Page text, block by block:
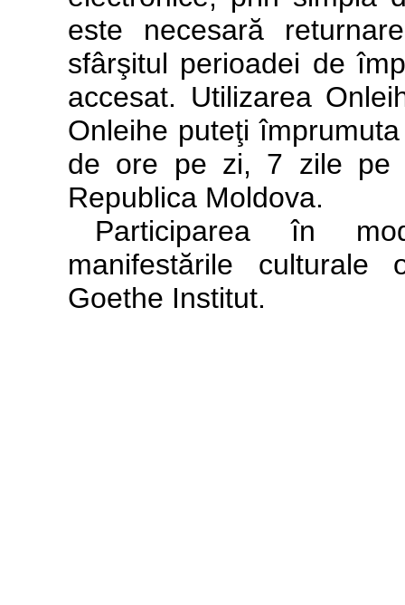
este necesară
sfârşitul perioadei de
accesat. Utilizarea
Onleihe puteţi
de ore pe zi, 7 zile pe
Republica Moldova.
Participarea în
manifestările culturale
Goethe Institut.